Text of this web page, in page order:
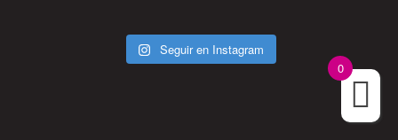
Seguir en Instagram
0